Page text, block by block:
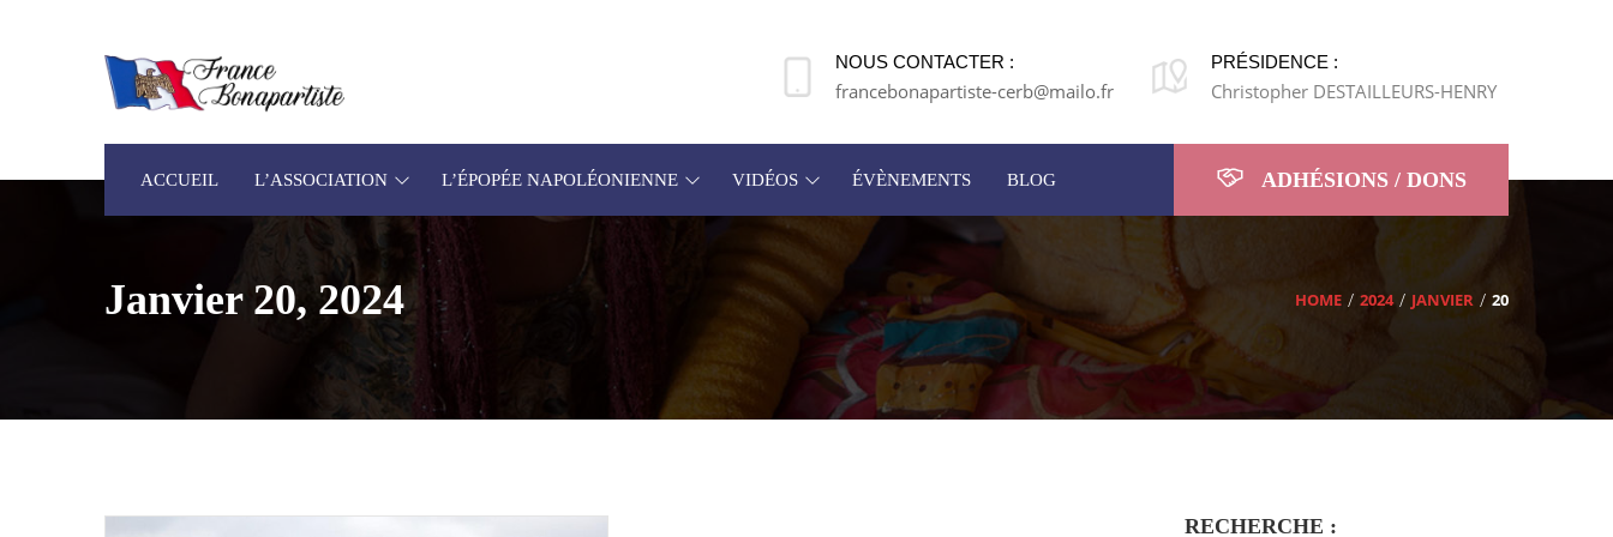
NOUS CONTACTER :
francebonapartiste-cerb@mailo.fr
PRÉSIDENCE :
Christopher DESTAILLEURS-HENRY
ACCUEIL L’ASSOCIATION L’ÉPOPÉE NAPOLÉONIENNE VIDÉOS ÉVÈNEMENTS BLOG ADHÉSIONS / DONS
Janvier 20, 2024 HOME 2024 JANVIER 20
RECHERCHE :